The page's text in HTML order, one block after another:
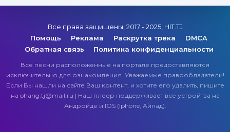
Все права защищены, 2017 - 2025, HIT.TJ
Помощь
Реклама Раскрутка трека
DMCA
Обратная связь
Политика конфиденциальности
Все песни расположенные на портале предоставляются
исключительно для ознакомления. Уважаемые правообладатели!
Если Вы нашли на сайте Ваш контент, и хотите его удалить, пишите
на ohang.tj@mail.ru | Наш плеер поддерживает все устройтва на
Андройде и IOS (Iphone, Айпад).